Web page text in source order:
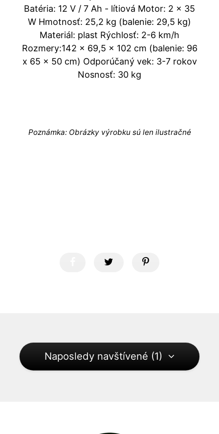
Batéria: 12 V / 7 Ah - lítiová Motor: 2 x 35
W Hmotnosť: 25,2 kg (balenie: 29,5 kg)
Materiál: plast Rýchlosť: 2-6 km/h
Rozmery:142 x 69,5 x 102 cm (balenie: 96
x 65 x 50 cm) Odporúčaný vek: 3-7 rokov
Nosnosť: 30 kg
Poznámka: Obrázky výrobku sú len ilustračné
Naposledy navštívené (1)